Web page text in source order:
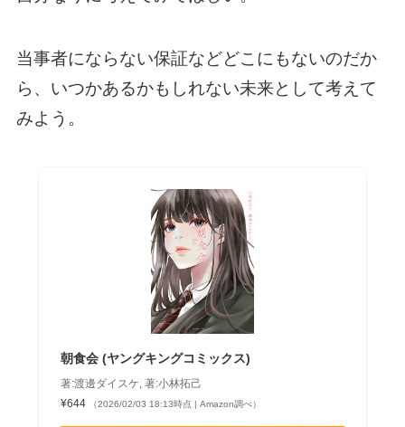
当事者にならない保証などどこにもないのだか
ら、いつかあるかもしれない未来として考えて
みよう。
朝食会 (ヤングキングコミックス)
著:渡邊ダイスケ, 著:小林拓己
¥644
（2026/02/03 18:13時点 | Amazon調べ）